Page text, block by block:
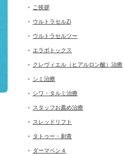
ご挨拶
ウルトラセルZi
ウルトラセルツー
エラボトックス
クレヴィエル（ヒアルロン酸）治療
シミ治療
シワ・タルミ治療
スタッフお薦め治療
スレッドリフト
タトゥー・刺青
ダーマペン４